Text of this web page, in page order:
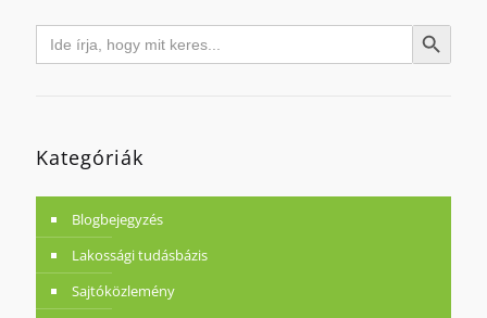
Search
for: Search Button
Kategóriák
Blogbejegyzés
Lakossági tudásbázis
Sajtóközlemény